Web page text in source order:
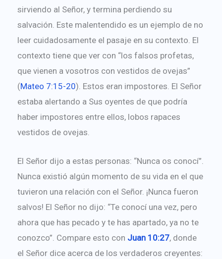
sirviendo al Señor, y termina perdiendo su
salvación. Este malentendido es un ejemplo de no
leer cuidadosamente el pasaje en su contexto. El
contexto tiene que ver con “los falsos profetas,
que vienen a vosotros con vestidos de ovejas”
(Mateo 7:15-20). Estos eran impostores. El Señor
estaba alertando a Sus oyentes de que podría
haber impostores entre ellos, lobos rapaces
vestidos de ovejas.
El Señor dijo a estas personas: “Nunca os conocí”.
Nunca existió algún momento de su vida en el que
tuvieron una relación con el Señor. ¡Nunca fueron
salvos! El Señor no dijo: “Te conocí una vez, pero
ahora que has pecado y te has apartado, ya no te
conozco”. Compare esto con Juan 10:27, donde
el Señor dice acerca de los verdaderos creyentes: